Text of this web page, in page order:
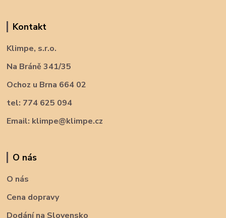
Kontakt
Klimpe, s.r.o.
Na Bráně 341/35
Ochoz u Brna 664 02
tel: 774 625 094
Email: klimpe@klimpe.cz
O nás
O nás
Cena dopravy
Dodání na Slovensko